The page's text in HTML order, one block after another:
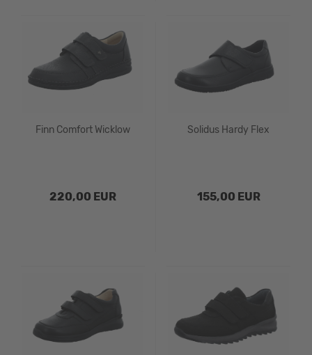
Finn Comfort Wicklow
220,00 EUR
Solidus Hardy Flex
155,00 EUR